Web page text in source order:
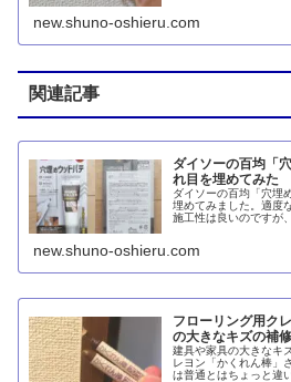
は高くないものの、固
new.shuno-oshieru.com
関連記事
ダイソーの百均「
れ目を埋めてみた
ダイソーの百均「穴埋
埋めてみました。適度
施工性は良いのですが
new.shuno-oshieru.com
フローリング用ク
の大きなキズの補
建具や家具の大きなキ
レヨン「かくれん棒」
は普通とはちょっと違